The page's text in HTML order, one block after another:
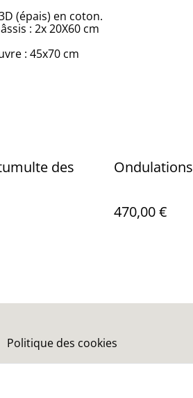
(épais) en coton.
: 2x 20X60 cm
: 45x70 cm
des
Ondulations
470,00 €
Politique des cookies